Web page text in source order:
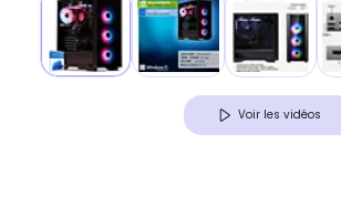
Voir les vidéos